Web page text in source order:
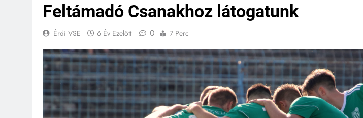
Feltámadó Csanakhoz látogatunk
Érdi VSE 6 Év Ezelőtt 0 7 Perc